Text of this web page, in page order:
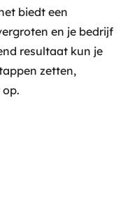
biedt een
en je bedrijf
resultaat kun je
zetten,